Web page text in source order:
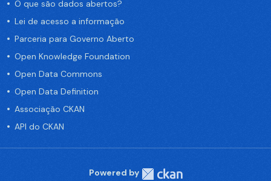
O que são dados abertos?
Lei de acesso a informação
Parceria para Governo Aberto
Open Knowledge Foundation
Open Data Commons
Open Data Definition
Associação CKAN
API do CKAN
Powered by